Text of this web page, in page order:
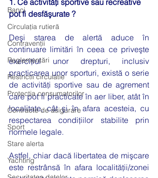
Banci
Circulația rutieră
Contravenții
Reglementări
Restrictii circulatie
Protecția consumatorilor
Contracte de asigurare
Sport
Stare alerta
Yachting
1. Ce activităţi sportive sau recreative
pot fi desfăşurate ?
Deşi starea de alertă aduce în
continuare limitări în ceea ce priveşte
exerciţiul unor drepturi, inclusiv
practicarea unor sporturi, există o serie
de activităţi sportive sau de agrement
care pot fi practicate în aer liber, atât în
localitate, cât şi în afara acesteia, cu
respectarea condiţiilor stabilite prin
normele legale.
Astfel, chiar dacă libertatea de mişcare
este restrânsă în afara localităţii/zonei